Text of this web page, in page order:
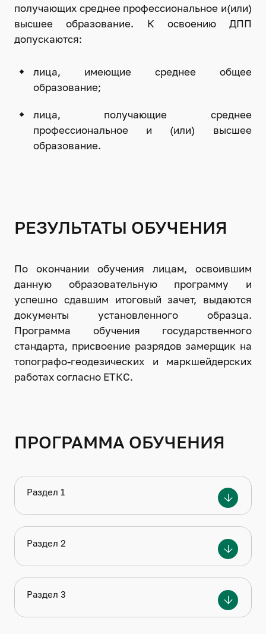
получающих среднее профессиональное и(или)
высшее образование. К освоению ДПП
допускаются:
лица, имеющие среднее общее
образование;
лица, получающие среднее
профессиональное и (или) высшее
образование.
РЕЗУЛЬТАТЫ ОБУЧЕНИЯ
По окончании обучения лицам, освоившим
данную образовательную программу и
успешно сдавшим итоговый зачет, выдаются
документы установленного образца.
Программа обучения государственного
стандарта, присвоение разрядов замерщик на
топографо-геодезических и маркшейдерских
работах согласно ЕТКС.
ПРОГРАММА ОБУЧЕНИЯ
Раздел 1
топографо-геодезического и
Раздел 2
геодезических измерений, измерения на
Раздел 3